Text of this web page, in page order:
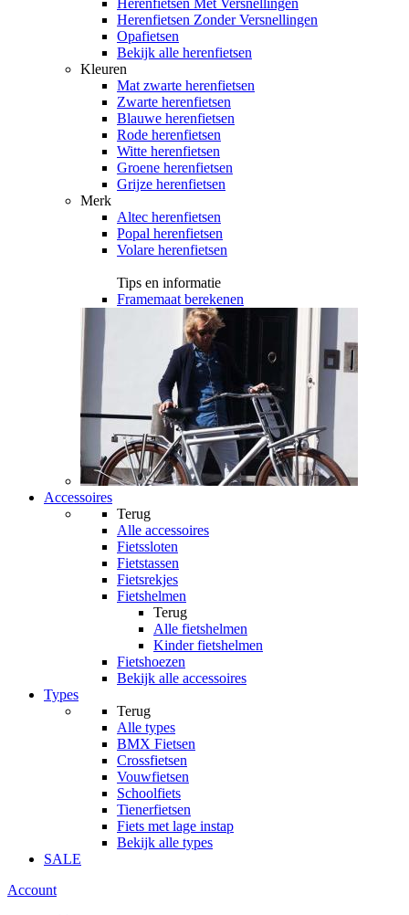
Herenfietsen Met Versnellingen
Herenfietsen Zonder Versnellingen
Opafietsen
Bekijk alle herenfietsen
Kleuren
Mat zwarte herenfietsen
Zwarte herenfietsen
Blauwe herenfietsen
Rode herenfietsen
Witte herenfietsen
Groene herenfietsen
Grijze herenfietsen
Merk
Altec herenfietsen
Popal herenfietsen
Volare herenfietsen
Tips en informatie
Framemaat berekenen
Accessoires
Terug
Alle accessoires
Fietssloten
Fietstassen
Fietsrekjes
Fietshelmen
Terug
Alle fietshelmen
Kinder fietshelmen
Fietshoezen
Bekijk alle accessoires
Types
Terug
Alle types
BMX Fietsen
Crossfietsen
Vouwfietsen
Schoolfiets
Tienerfietsen
Fiets met lage instap
Bekijk alle types
SALE
Account